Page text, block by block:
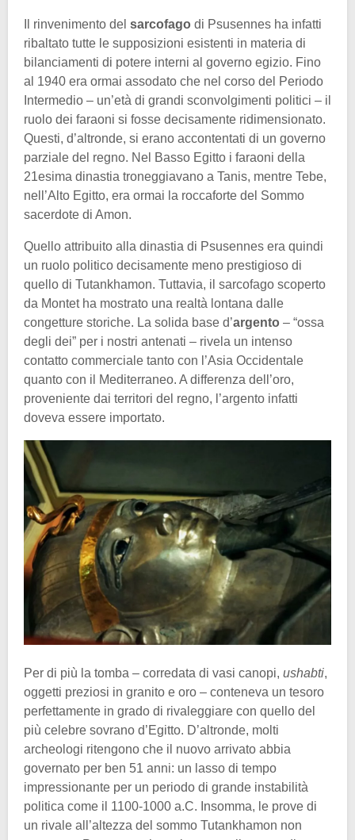
Il rinvenimento del sarcofago di Psusennes ha infatti
ribaltato tutte le supposizioni esistenti in materia di
bilanciamenti di potere interni al governo egizio. Fino
al 1940 era ormai assodato che nel corso del Periodo
Intermedio – un’età di grandi sconvolgimenti politici – il
ruolo dei faraoni si fosse decisamente ridimensionato.
Questi, d’altronde, si erano accontentati di un governo
parziale del regno. Nel Basso Egitto i faraoni della
21esima dinastia troneggiavano a Tanis, mentre Tebe,
nell’Alto Egitto, era ormai la roccaforte del Sommo
sacerdote di Amon.
Quello attribuito alla dinastia di Psusennes era quindi
un ruolo politico decisamente meno prestigioso di
quello di Tutankhamon. Tuttavia, il sarcofago scoperto
da Montet ha mostrato una realtà lontana dalle
congetture storiche. La solida base d’argento – “ossa
degli dei” per i nostri antenati – rivela un intenso
contatto commerciale tanto con l’Asia Occidentale
quanto con il Mediterraneo. A differenza dell’oro,
proveniente dai territori del regno, l’argento infatti
doveva essere importato.
Per di più la tomba – corredata di vasi canopi, ushabti,
oggetti preziosi in granito e oro – conteneva un tesoro
perfettamente in grado di rivaleggiare con quello del
più celebre sovrano d’Egitto. D’altronde, molti
archeologi ritengono che il nuovo arrivato abbia
governato per ben 51 anni: un lasso di tempo
impressionante per un periodo di grande instabilità
politica come il 1100-1000 a.C. Insomma, le prove di
un rivale all’altezza del sommo Tutankhamon non